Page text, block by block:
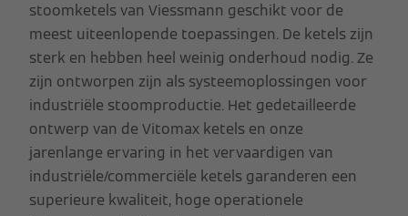
stoomketels van Viessmann geschikt voor de
meest uiteenlopende toepassingen. De ketels zijn
sterk en hebben heel weinig onderhoud nodig. Ze
zijn ontworpen zijn als systeemoplossingen voor
industriële stoomproductie. Het gedetailleerde
ontwerp van de Vitomax ketels en onze
jarenlange ervaring in het vervaardigen van
industriële/commerciële ketels garanderen een
superieure kwaliteit, hoge operationele